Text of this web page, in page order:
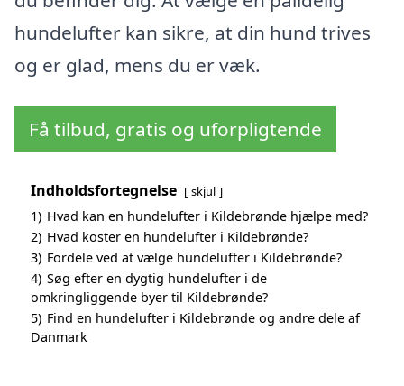
hundelufter kan sikre, at din hund trives
og er glad, mens du er væk.
Få tilbud, gratis og uforpligtende
Indholdsfortegnelse skjul
1) Hvad kan en hundelufter i Kildebrønde hjælpe med?
2) Hvad koster en hundelufter i Kildebrønde?
3) Fordele ved at vælge hundelufter i Kildebrønde?
4) Søg efter en dygtig hundelufter i de
omkringliggende byer til Kildebrønde?
5) Find en hundelufter i Kildebrønde og andre dele af
Danmark